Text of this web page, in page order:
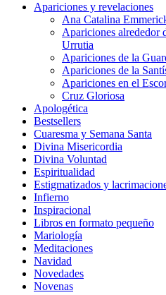
Apariciones y revelaciones
Ana Catalina
Apariciones alrededor
Urrutia
Apariciones de la
Apariciones de la
Apariciones en el
Cruz Gloriosa
Apologética
Bestsellers
Cuaresma y Semana Santa
Divina Misericordia
Divina Voluntad
Espiritualidad
Estigmatizados y
Infierno
Inspiracional
Libros en formato pequeño
Mariología
Meditaciones
Navidad
Novedades
Novenas